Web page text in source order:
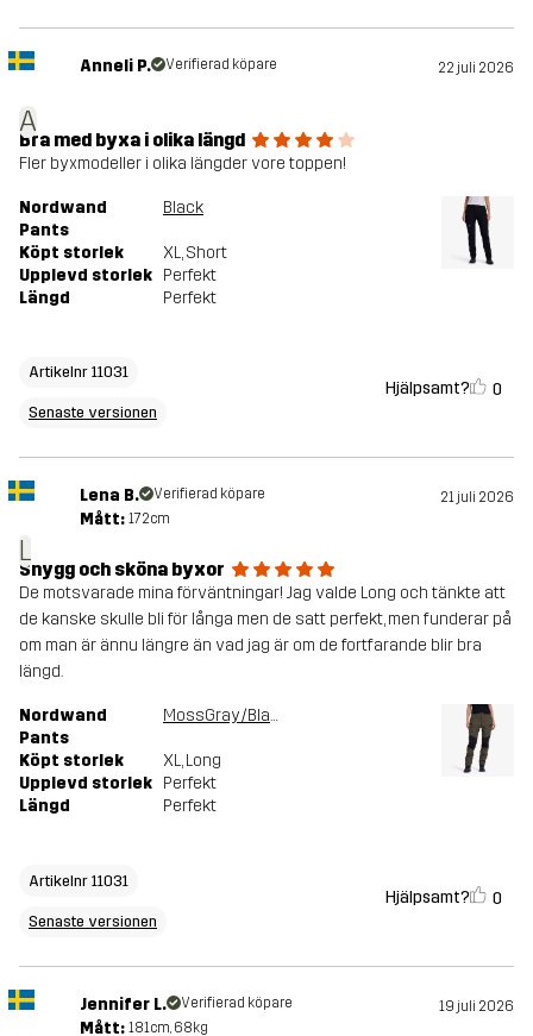
A
Anneli P. Verifierad köpare 22 juli 2026
Bra med byxa i olika längd
Fler byxmodeller i olika längder vore toppen!
Nordwand
Pants
Black
Köpt storlek XL, Short
Upplevd storlek Perfekt
Längd
Perfekt
Artikelnr 11031
Senaste versionen
Hjälpsamt? 0
L
Lena B. Verifierad köpare 21 juli 2026
Mått: 172cm
Snygg och sköna byxor
De motsvarade mina förväntningar! Jag valde Long och tänkte att
de kanske skulle bli för långa men de satt perfekt, men funderar på
om man är ännu längre än vad jag är om de fortfarande blir bra
längd.
Nordwand
Pants
MossGray/Black
Köpt storlek XL, Long
Upplevd storlek Perfekt
Längd
Perfekt
Artikelnr 11031
Senaste versionen
Hjälpsamt? 0
Jennifer L. Verifierad köpare 19 juli 2026
Mått: 181cm, 68kg